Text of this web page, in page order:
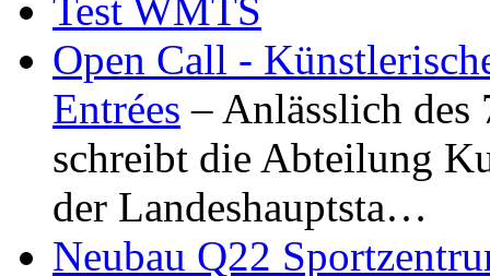
Test WMTS
Open Call -
Entrées – Anlässlich
schreibt die Abteilung
der Landeshauptsta…
Neubau Q22